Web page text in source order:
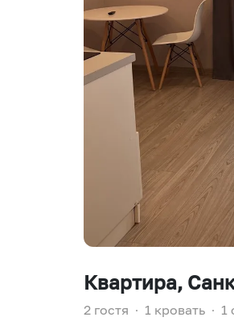
Квартира,
2 гостя ∙ 1 кровать ∙ 1